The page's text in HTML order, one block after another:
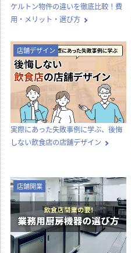
ケルトン物件の違いを徹底比較！費
用・メリット・選び方
店舗デザイン
実際にあった失敗事例に学ぶ、後悔
しない飲食店の店舗デザイン
店舗開業